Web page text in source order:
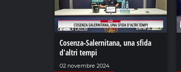
Cosenza-Salernitana, una sfida
d'altri tempi
02 novembre 2024